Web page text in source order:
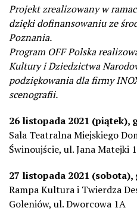
Projekt zrealizowany w
dzięki dofinansowaniu ze
Poznania.
Program OFF Polska
Kultury i Dziedzictwa
podziękowania dla firmy
scenografii.
26 listopada 2021 (piątek),
Sala Teatralna Miejskiego
Świnoujście, ul. Jana Matejki
27 listopada 2021 (sobota),
Rampa Kultura i Twierdza
Goleniów, ul. Dworcowa 1A